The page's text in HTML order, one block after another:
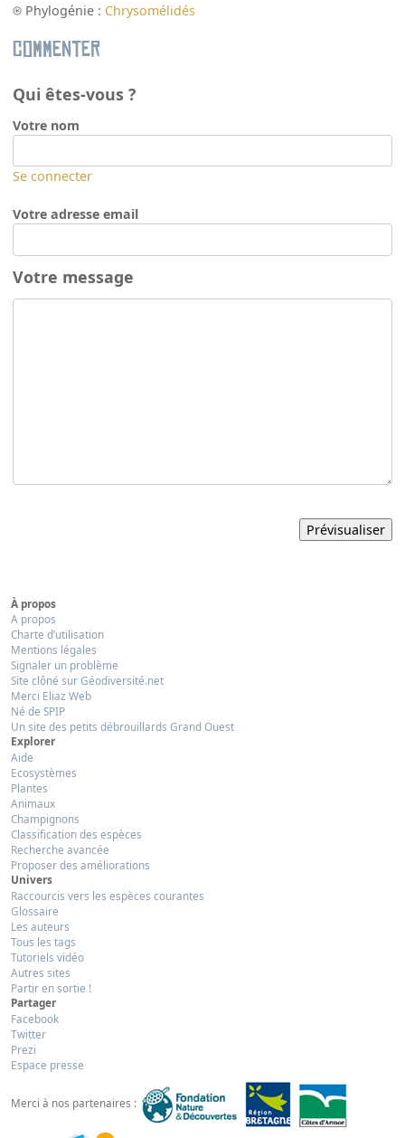
Phylogénie : Chrysomélidés
Commenter
Qui êtes-vous ?
Votre nom
Se connecter
Votre adresse email
Votre message
À propos
A propos
Charte d’utilisation
Mentions légales
Signaler un problème
Site clôné sur Géodiversité.net
Merci Eliaz Web
Né de SPIP
Un site des petits débrouillards Grand Ouest
Explorer
Aide
Ecosystèmes
Plantes
Animaux
Champignons
Classification des espèces
Recherche avancée
Proposer des améliorations
Univers
Raccourcis vers les espèces courantes
Glossaire
Les auteurs
Tous les tags
Tutoriels vidéo
Autres sites
Partir en sortie !
Partager
Facebook
Twitter
Prezi
Espace presse
Merci à nos partenaires :